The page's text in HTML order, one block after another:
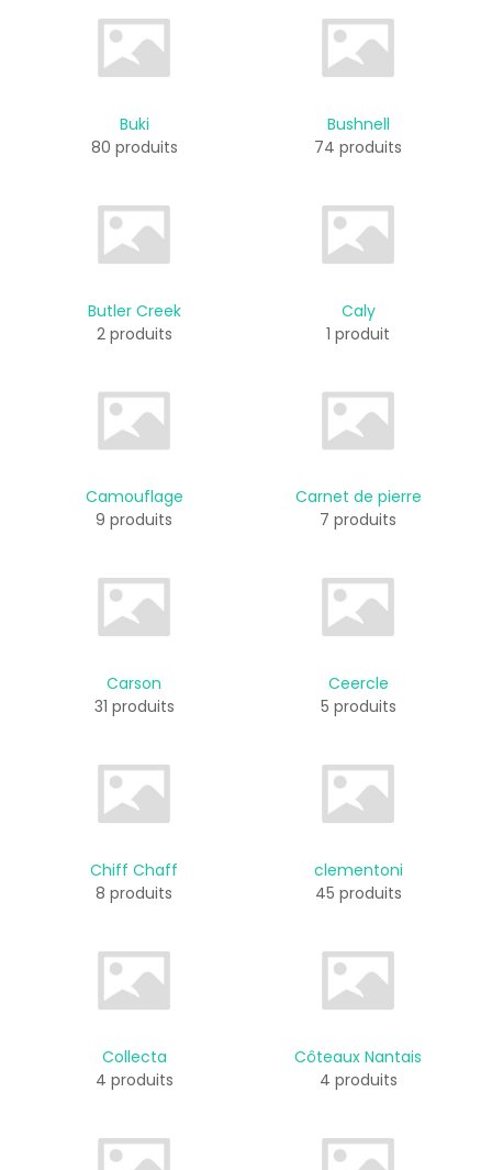
Buki
80 produits
Bushnell
74 produits
Butler Creek
2 produits
Caly
1 produit
Camouflage
9 produits
Carnet de pierre
7 produits
Carson
31 produits
Ceercle
5 produits
Chiff Chaff
8 produits
clementoni
45 produits
Collecta
4 produits
Côteaux Nantais
4 produits